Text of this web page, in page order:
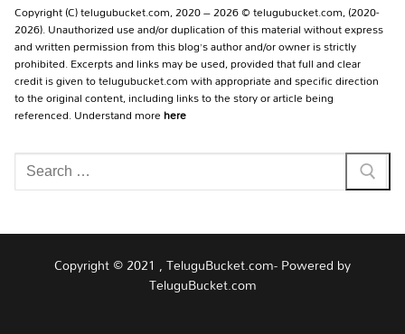
Copyright (C) telugubucket.com, 2020 – 2026 © telugubucket.com, (2020-
2026). Unauthorized use and/or duplication of this material without express
and written permission from this blog’s author and/or owner is strictly
prohibited. Excerpts and links may be used, provided that full and clear
credit is given to telugubucket.com with appropriate and specific direction
to the original content, including links to the story or article being
referenced. Understand morehere
Search
for:
Copyright © 2021 , TeluguBucket.com- Powered by
TeluguBucket.com